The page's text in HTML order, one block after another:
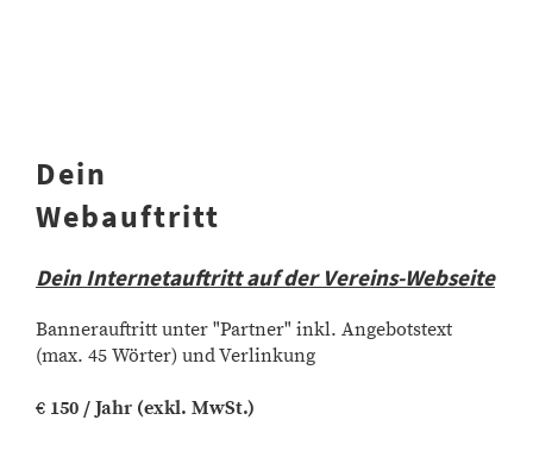
Dein
Webauftritt
Dein Internetauftritt auf der Vereins-Webseite
Bannerauftritt unter "Partner" inkl. Angebotstext
(max. 45 Wörter) und Verlinkung
€ 150 / Jahr (exkl. MwSt.)